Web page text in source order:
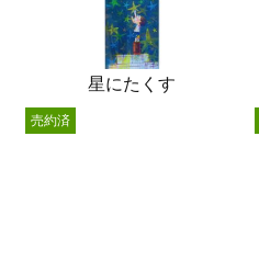
星にたくす
売約済